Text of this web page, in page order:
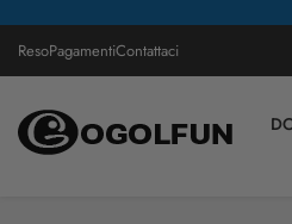
ResoPagamentiContattaci